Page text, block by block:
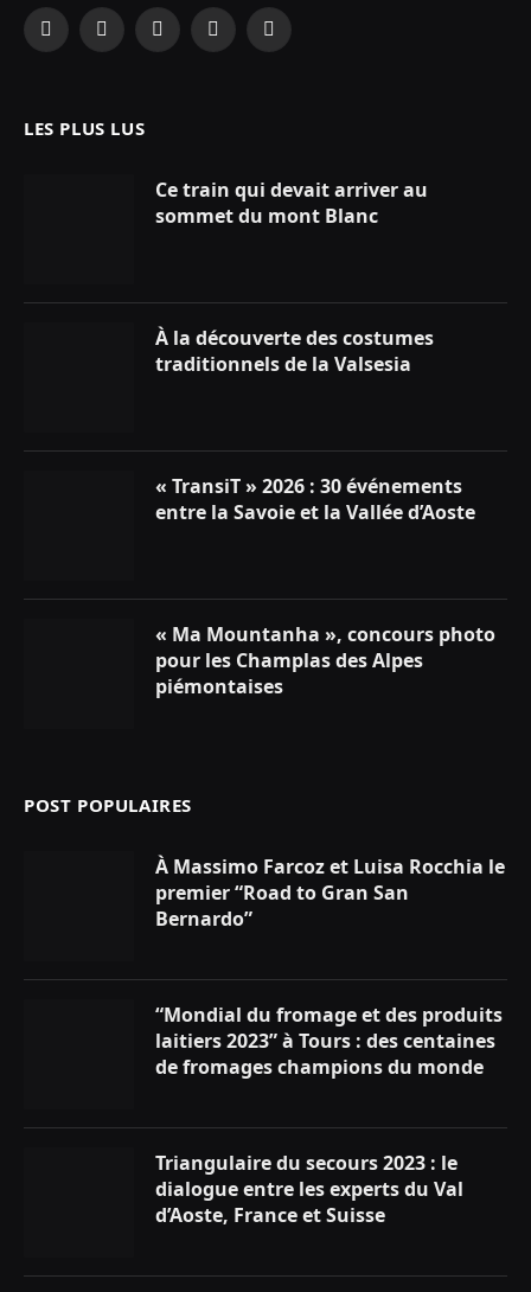
Facebook
X
InstagramYouTubeLinkedIn
LES PLUS LUS
Ce train qui devait arriver au
sommet du mont Blanc
À la découverte des costumes
traditionnels de la Valsesia
« TransiT » 2026 : 30 événements
entre la Savoie et la Vallée d’Aoste
« Ma Mountanha », concours photo
pour les Champlas des Alpes
piémontaises
POST POPULAIRES
À Massimo Farcoz et Luisa Rocchia le
premier “Road to Gran San
Bernardo”
“Mondial du fromage et des produits
laitiers 2023” à Tours : des centaines
de fromages champions du monde
Triangulaire du secours 2023 : le
dialogue entre les experts du Val
d’Aoste, France et Suisse